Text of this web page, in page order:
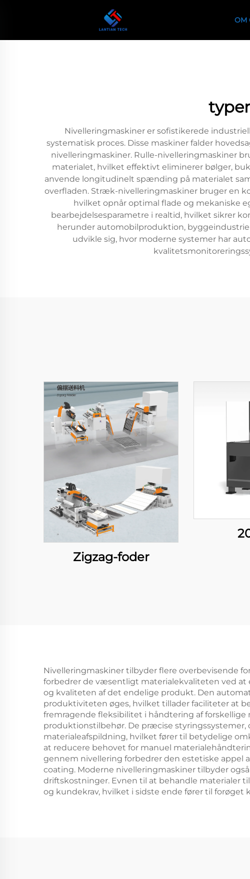
OM
Nivelleringmaskiner er sofistikerede
systematisk proces. Disse maskiner falder
nivelleringmaskiner. Rulle-nivelleringmaskiner
materialet, hvilket effektivt eliminerer bølger,
anvende longitudinelt spænding på materialet
overfladen. Stræk-nivelleringmaskiner bruger en
hvilket opnår optimal flade og mekaniske
bearbejdelsesparametre i realtid, hvilket sikrer
herunder automobilproduktion,
udvikle sig, hvor moderne systemer har
Zigzag-foder
Nivelleringmaskiner tilbyder flere overbevisende
forbedrer de væsentligt materialekvaliteten ved at
og kvaliteten af det endelige produkt. Den
produktiviteten øges, hvilket tillader faciliteter at
fremragende fleksibilitet i håndtering af
produktionstilbehør. De præcise
materialeafspildning, hvilket fører til betydelige
at reducere behovet for manuel
gennem nivellering forbedrer den estetiske appel
coating. Moderne nivelleringmaskiner tilbyder
driftskostninger. Evnen til at behandle materialer
og kundekrav, hvilket i sidste ende fører til